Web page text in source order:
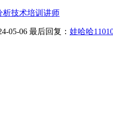
析技术培训讲师
05-06 最后回复： 娃哈哈1101